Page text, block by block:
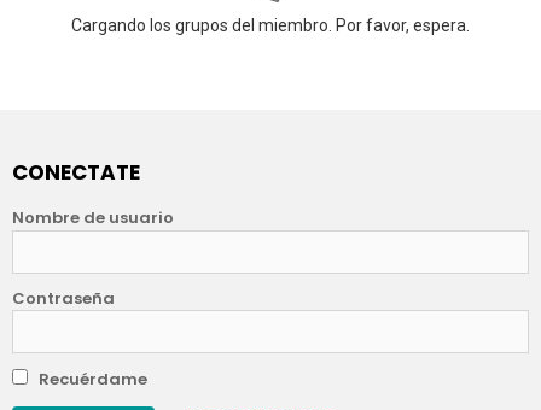
Cargando los grupos del miembro. Por favor, espera.
CONECTATE
Nombre de usuario
Contraseña
Recuérdame